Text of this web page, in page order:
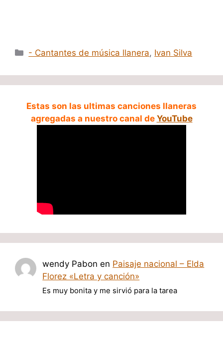
Categorías
- Cantantes de música llanera, Ivan Silva
Estas son las ultimas canciones llaneras
agregadas a nuestro canal de YouTube
wendy Pabon en Paisaje nacional – Elda
Florez «Letra y canción»
Es muy bonita y me sirvió para la tarea